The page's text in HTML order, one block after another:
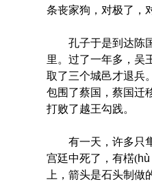
条丧家狗，对极了，
孔子于是到达陈国
里。过了一年多，吴
取了三个城邑才退兵
包围了蔡国，蔡国迁
打败了越王勾践。
有一天，许多只
宫廷中死了，有楛(hù
上，箭头是石头制做